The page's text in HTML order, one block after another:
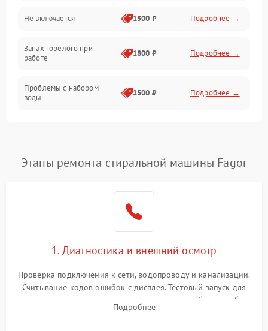
Не включается 1500 ₽ Подробнее →
Запах горелого при
работе
1800 ₽ Подробнее →
Проблемы с набором
воды
2500 ₽ Подробнее →
Замена платы управления Подробнее →
Этапы ремонта стиральной машины Fagor
1. Диагностика и внешний осмотр
Проверка подключения к сети, водопроводу и канализации.
Считывание кодов ошибок с дисплея. Тестовый запуск для
выявления посторонних шумов, протечек или сбоев в работе
электронного модуля управления.
Подробнее